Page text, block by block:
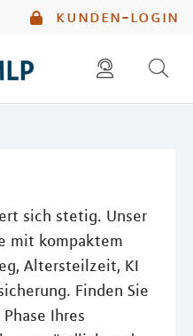
kunden-login
sich stetig. Unser
mit kompaktem
Altersteilzeit, KI
Finden Sie
Ihres